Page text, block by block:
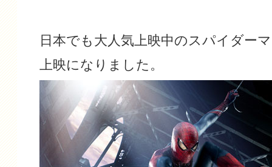
日本でも大人気上映中のスパイダー
上映になりました。